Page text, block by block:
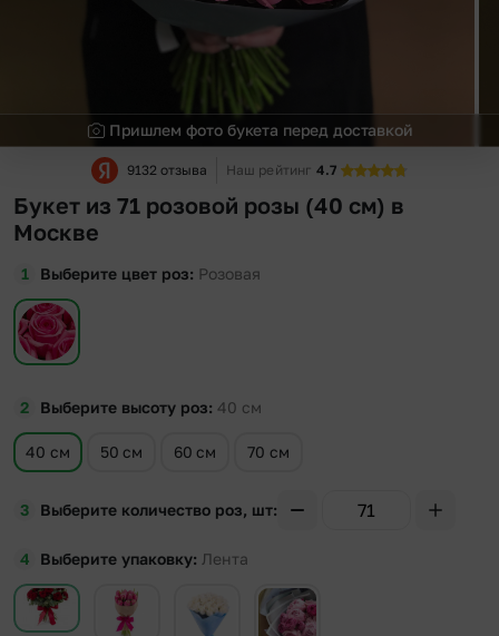
Пришлем фото букета перед доставкой
9132 отзыва Наш рейтинг 4.7
Букет из 71 розовой розы (40 см) в
Москве
Выберите цвет роз Розовая
Выберите высоту роз 40 см
40 см 50 см 60 см 70 см
Выберите количество роз, шт
Выберите упаковку Лента